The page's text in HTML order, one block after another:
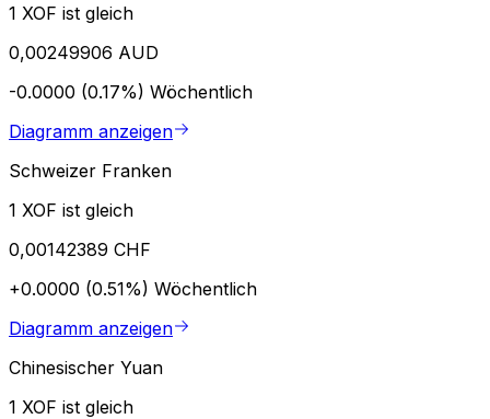
1 XOF ist gleich
0,00249906 AUD
-0.0000 (0.17%) Wöchentlich
Diagramm anzeigen
Schweizer Franken
1 XOF ist gleich
0,00142389 CHF
+0.0000 (0.51%) Wöchentlich
Diagramm anzeigen
Chinesischer Yuan
1 XOF ist gleich